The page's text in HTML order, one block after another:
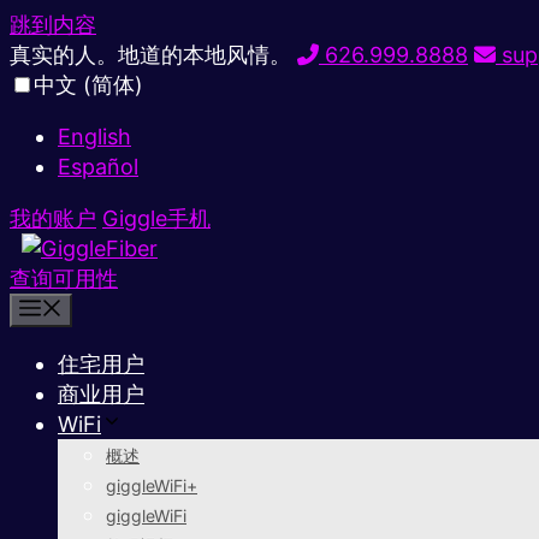
跳到内容
真实的人。地道的本地风情。
626.999.8888
中文 (简体)
English
Español
我的账户 Giggle手机
查询可用性
住宅用户
商业用户
WiFi
概述
giggleWiFi+
giggleWiFi